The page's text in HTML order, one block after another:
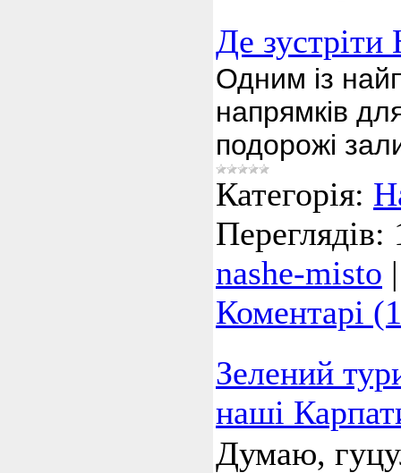
Де зустріти
Одним із
напрямків
подорожі
Категорія:
Переглядів:
nashe-misto
Коментарі
Зелений
наші
Думаю,